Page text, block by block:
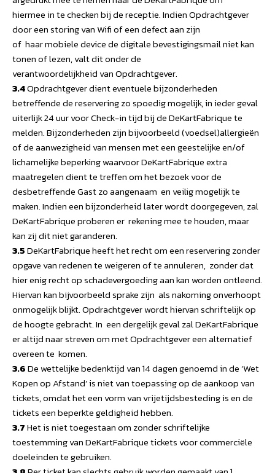
hiermee in te checken bij de receptie. Indien Opdrachtgever
door een storing van Wifi of een defect aan zijn
of haar mobiele device de digitale bevestigingsmail niet kan
tonen of lezen, valt dit onder de
verantwoordelijkheid van Opdrachtgever.
3.4Opdrachtgever dient eventuele bijzonderheden
betreffende de reservering zo spoedig mogelijk, in ieder geval
uiterlijk 24 uur voor Check-in tijd bij de DeKartFabrique te
melden. Bijzonderheden zijn bijvoorbeeld (voedsel)allergieën
of de aanwezigheid van mensen met een geestelijke en/of
lichamelijke beperking waarvoor DeKartFabrique extra
maatregelen dient te treffen om het bezoek voor de
desbetreffende Gast zo aangenaam en veilig mogelijk te
maken. Indien een bijzonderheid later wordt doorgegeven, zal
DeKartFabrique proberen er rekening mee te houden, maar
kan zij dit niet garanderen.
3.5DeKartFabrique heeft het recht om een reservering zonder
opgave van redenen te weigeren of te annuleren, zonder dat
hier enig recht op schadevergoeding aan kan worden ontleend.
Hiervan kan bijvoorbeeld sprake zijn als nakoming onverhoopt
onmogelijk blijkt. Opdrachtgever wordt hiervan schriftelijk op
de hoogte gebracht. In een dergelijk geval zal DeKartFabrique
er altijd naar streven om met Opdrachtgever een alternatief
overeen te komen.
3.6De wettelijke bedenktijd van 14 dagen genoemd in de ‘Wet
Kopen op Afstand’ is niet van toepassing op de aankoop van
tickets, omdat het een vorm van vrijetijdsbesteding is en de
tickets een beperkte geldigheid hebben.
3.7Het is niet toegestaan om zonder schriftelijke
toestemming van DeKartFabrique tickets voor commerciële
doeleinden te gebruiken.